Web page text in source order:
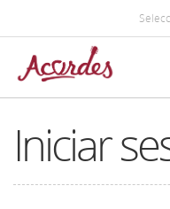
contenido
principal
Iniciar